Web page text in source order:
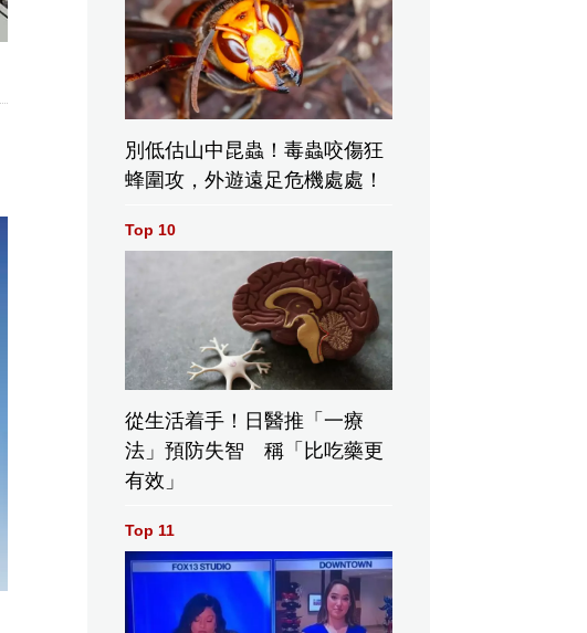
別低估山中昆蟲！毒蟲咬傷狂
蜂圍攻，外遊遠足危機處處！
Top 10
從生活着手！日醫推「一療
法」預防失智 稱「比吃藥更
有效」
Top 11